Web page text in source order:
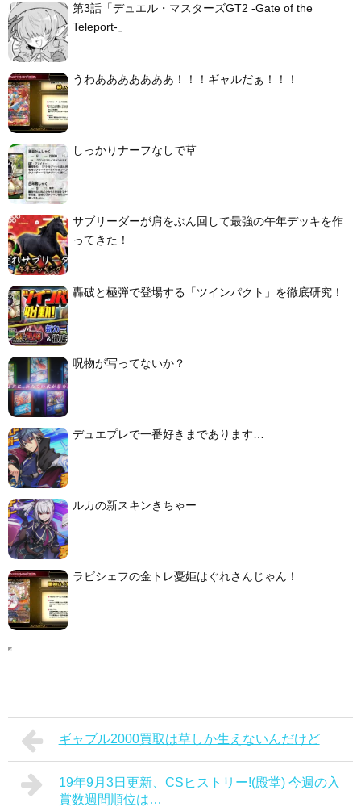
第3話「デュエル・マスターズGT2 -Gate of the
Teleport-」
うわあああああああ！！！ギャルだぁ！！！
しっかりナーフなしで草
サブリーダーが肩をぶん回して最強の午年デッキを作
ってきた！
轟破と極弾で登場する「ツインパクト」を徹底研究！
呪物が写ってないか？
デュエプレで一番好きまであります…
ルカの新スキンきちゃー
ラビシェフの金トレ憂姫はぐれさんじゃん！
ギャブル2000買取は草しか生えないんだけど
19年9月3日更新、CSヒストリー!(殿堂) 今週の入
賞数週間順位は…